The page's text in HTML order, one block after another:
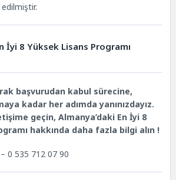
İyi 8 Yüksek Lisans Programı
başvurudan kabul sürecine,
kadar her adımda yanınızdayız.
geçin, Almanya’daki En İyi 8
hakkında daha fazla bilgi alın !
0 535 712 07 90